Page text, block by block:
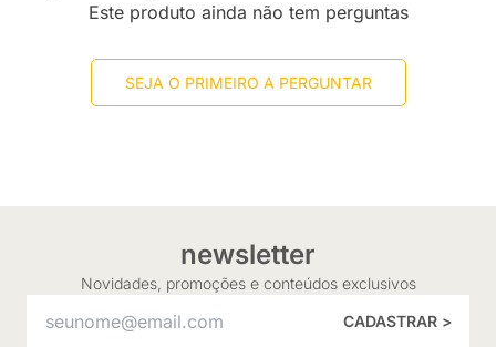
Este produto ainda não tem perguntas
SEJA O PRIMEIRO A PERGUNTAR
newsletter
Novidades, promoções e conteúdos exclusivos
CADASTRAR >